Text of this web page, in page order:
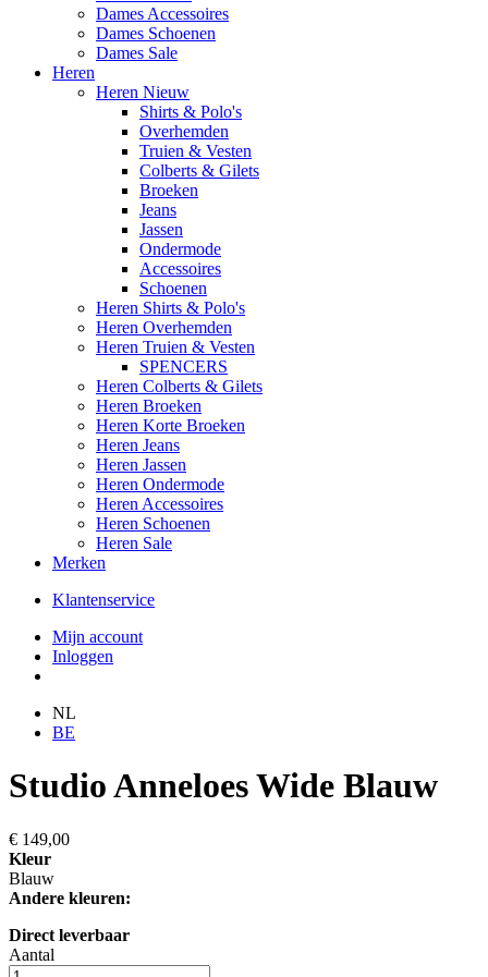
Dames Accessoires
Dames Schoenen
Dames Sale
Heren
Heren Nieuw
Shirts & Polo's
Overhemden
Truien & Vesten
Colberts & Gilets
Broeken
Jeans
Jassen
Ondermode
Accessoires
Schoenen
Heren Shirts & Polo's
Heren Overhemden
Heren Truien & Vesten
SPENCERS
Heren Colberts & Gilets
Heren Broeken
Heren Korte Broeken
Heren Jeans
Heren Jassen
Heren Ondermode
Heren Accessoires
Heren Schoenen
Heren Sale
Merken
Klantenservice
Mijn account
Inloggen
NL
BE
Studio Anneloes Wide Blauw
€ 149,00
Kleur
Blauw
Andere kleuren:
Direct leverbaar
Aantal